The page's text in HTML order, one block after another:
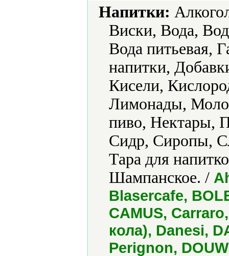
Напитки:
Виски, Вода,
Вода питьевая,
напитки,
Кисели,
Лимонады,
пиво, Нектары,
Сидр, Сиропы,
Тара для
Шампанское. /
Blasercafe,
CAMUS,
кола), Danesi,
Perignon,